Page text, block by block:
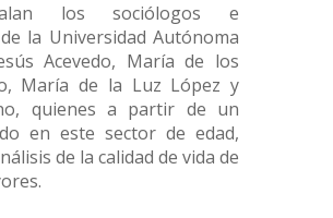
los sociólogos e
la Universidad Autónoma
Acevedo, María de los
María de la Luz López y
quienes a partir de un
en este sector de edad,
de la calidad de vida de